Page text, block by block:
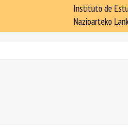
Instituto de
Nazioarteko